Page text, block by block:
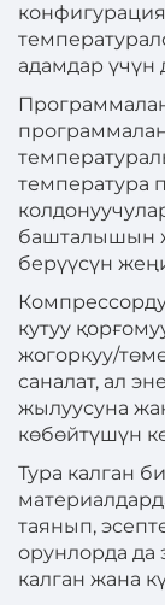
адамдар үчүн
температура
башталышын
берүүсүн
кутуу
жогоркуу/
саналат, ал
жылуусуна
көбөйтүшүн
Тура калган
таянып,
орунлорда да
калган жана